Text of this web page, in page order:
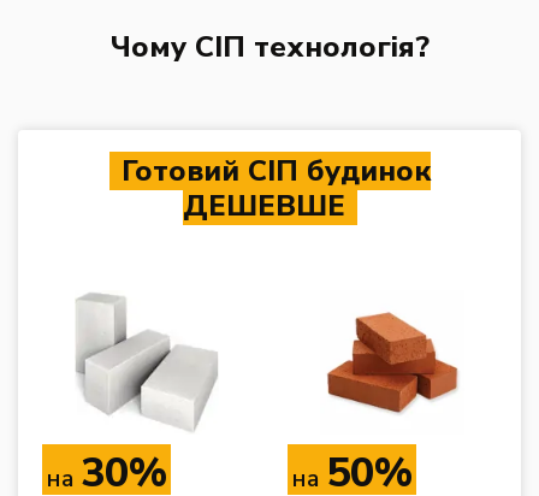
Чому СІП технологія?
Готовий СІП будинок
ДЕШЕВШЕ
на 30% на 50%